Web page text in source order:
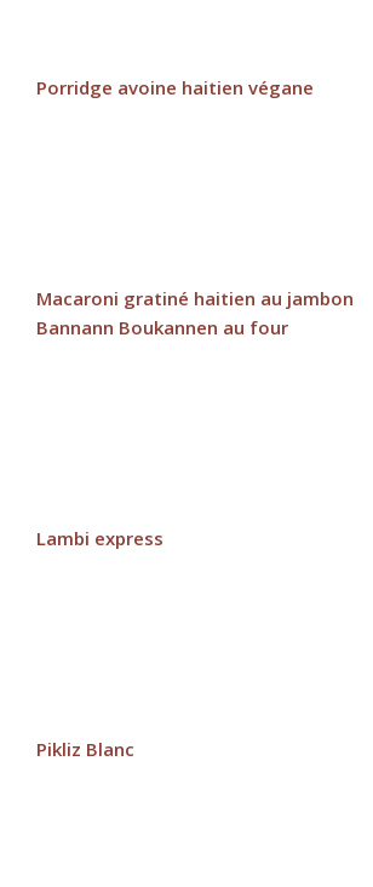
Porridge avoine haitien végane
Macaroni gratiné haitien au jambon
Bannann Boukannen au four
Lambi express
Pikliz Blanc